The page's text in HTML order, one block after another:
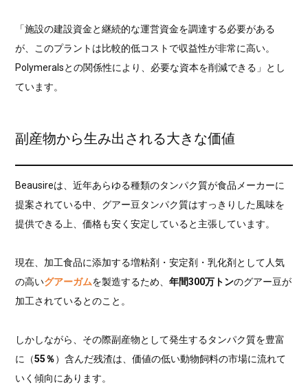
「施設の建設資金と継続的な運営資金を調達する必要がある
が、このプラントは比較的低コストで収益性が非常に高い。
Polymeralsとの関係性により、必要な資本を削減できる」とし
ています。
副産物から生み出される大きな価値
Beausireは、近年あらゆる種類のタンパク質が食品メーカーに
提案されている中、グアー豆タンパク質はすっきりした風味を
提供できる上、価格も安く安定していると主張しています。
現在、加工食品に添加する増粘剤・安定剤・乳化剤として人気
の高いグアーガムを製造するため、年間300万トンのグアー豆が
加工されているとのこと。
しかしながら、その際副産物として発生するタンパク質を豊富
に（55％）含んだ残渣は、価値の低い動物飼料の市場に流れて
いく傾向にあります。